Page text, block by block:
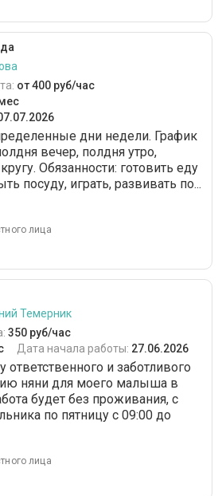
от 400 руб/час
дни недели. График
вечер, полдня утро,
Обязанности: готовить еду
посуду, играть, развивать по...
лица
Темерник
350 руб/час
Дата начала работы: 27.06.2026
ответственного и заботливого
няни для моего малыша в
будет без проживания, с
по пятницу с 09:00 до
лица